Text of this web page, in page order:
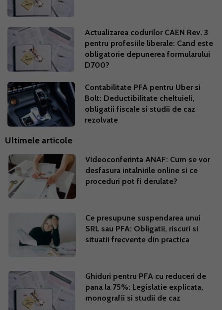
Actualizarea codurilor CAEN Rev. 3
pentru profesiile liberale: Cand este
obligatorie depunerea formularului
D700?
Contabilitate PFA pentru Uber si
Bolt: Deductibilitate cheltuieli,
obligatii fiscale si studii de caz
rezolvate
Ultimele articole
Videoconferinta ANAF: Cum se vor
desfasura intalnirile online si ce
proceduri pot fi derulate?
Ce presupune suspendarea unui
SRL sau PFA: Obligatii, riscuri si
situatii frecvente din practica
Ghiduri pentru PFA cu reduceri de
pana la 75%: Legislatie explicata,
monografii si studii de caz